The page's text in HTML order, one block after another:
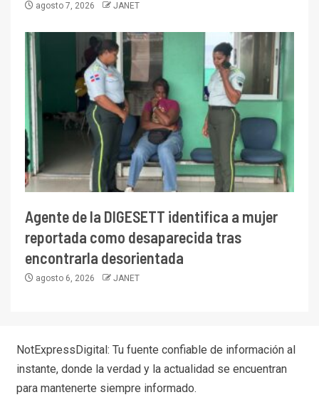
agosto 7, 2026 JANET
Agente de la DIGESETT identifica a mujer
reportada como desaparecida tras
encontrarla desorientada
agosto 6, 2026 JANET
NotExpressDigital: Tu fuente confiable de información al
instante, donde la verdad y la actualidad se encuentran
para mantenerte siempre informado.